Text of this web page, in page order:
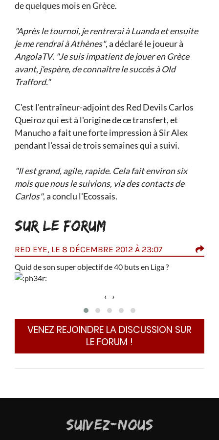
de quelques mois en Grèce.
"Après le tournoi, je rentrerai à Luanda et ensuite
je me rendrai à Athènes", a déclaré le joueur à
AngolaTV. "Je suis impatient de jouer en Grèce
avant, j'espère, de connaître le succès à Old
Trafford."
C'est l'entraîneur-adjoint des Red Devils Carlos
Queiroz qui est à l'origine de ce transfert, et
Manucho a fait une forte impression à Sir Alex
pendant l'essai de trois semaines qui a suivi.
"Il est grand, agile, rapide. Cela fait environ six
mois que nous le suivions, via des contacts de
Carlos", a conclu l'Ecossais.
SUR LE FORUM
RED EYE, LE 8 DÉCEMBRE 2012 À 23:07
Quid de son super objectif de 40 buts en Liga ?
‹ ›
VENEZ REJOINDRE LA DISCUSSION SUR
LE FORUM !
SUIVEZ-NOUS